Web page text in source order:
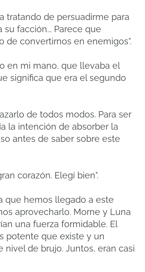
tratando de persuadirme para
facción... Parece que
de convertirnos en enemigos".
en mi mano, que llevaba el
significa que era el segundo
de todos modos. Para ser
la intención de absorber la
antes de saber sobre este
corazón. Elegí bien".
que hemos llegado a este
aprovecharlo. Morne y Luna
una fuerza formidable. El
potente que existe y un
nivel de brujo. Juntos, eran casi